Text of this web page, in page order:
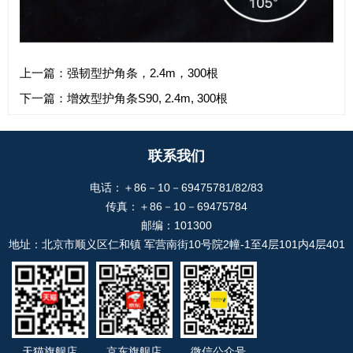
上一篇：强韧型护角条，2.4m，300根
下一篇：增效型护角条S90, 2.4m, 300根
联系我们
电话：＋86－10－69475781/82/83
传真：＋86－10－69475784
邮编：101300
地址：北京市顺义区仁和镇 军营南街10号院2幢-1至4层101内4层401